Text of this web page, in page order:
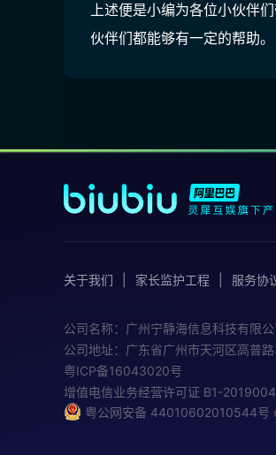
上述便是小编为各位小伙伴
伙伴们都能够有一定的帮助。
关于我们 家长监护工程 服务协
公司名称：广州宁静海信息科技有限公
公司地址：广东省广州市天河区高普
粤ICP备16043020号
增值电信业务经营许可证 B1-
粤公网安备 44010602010544号